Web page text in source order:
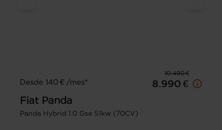
10.490 €
Desde 140 € /mes*
8.990 €
Fiat Panda
Panda Hybrid 1.0 Gse 51kw (70CV)